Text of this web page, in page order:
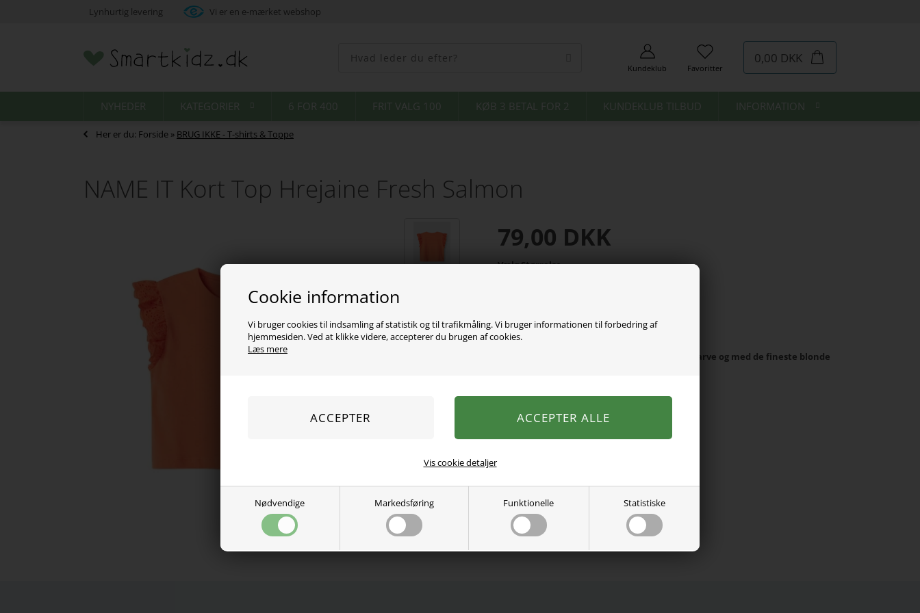
Cookie information
Vi bruger cookies til indsamling af statistik og til trafikmåling. Vi bruger informationen til forbedring af
hjemmesiden. Ved at klikke videre, accepterer du brugen af cookies.
Læs mere
Nødvendige Markedsføring Funktionelle Statistiske
Vis cookie detaljer
Lynhurtig levering Vi er en e-mærket webshop
Kundeklub Favoritter
0,00 DKK
NYHEDER KATEGORIER 6 FOR 400 FRIT VALG 100 KØB 3 BETAL FOR 2 KUNDEKLUB TILBUD INFORMATION
Her er du: Forside » BRUG IKKE - T-shirts & Toppe
NAME IT Kort Top Hrejaine Fresh Salmon
79,00 DKK
Vælg Størrelse
Varen er desværre udsolgt
Mega fin top fra name it. Toppen er i en flot farve og med de fineste blonde
100% bomuld